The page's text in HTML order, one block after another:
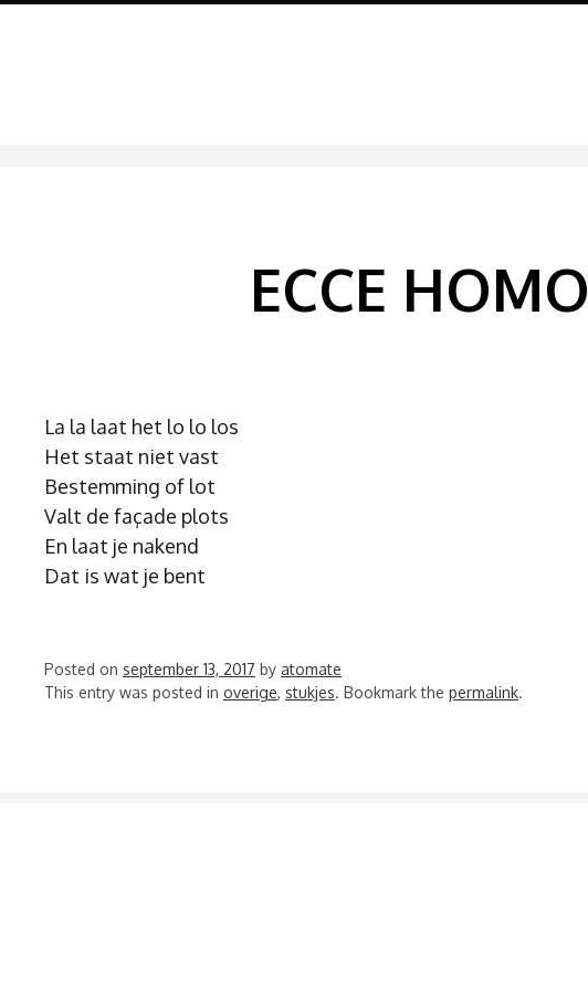
ECCE HOMO
La la laat het lo lo los
Het staat niet vast
Bestemming of lot
Valt de façade plots
En laat je nakend
Dat is wat je bent
Posted on september 13, 2017 by atomate
This entry was posted in overige, stukjes. Bookmark the permalink.